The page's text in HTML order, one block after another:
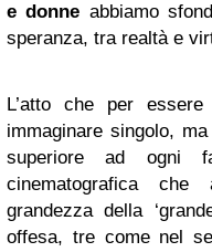
e donne abbiamo
speranza, tra realtà e
L’atto che per
immaginare singolo,
superiore ad ogni
cinematografica
grandezza della
offesa, tre come nel